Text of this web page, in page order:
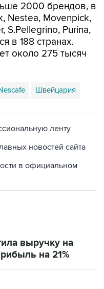
2000 брендов, в
Nestea, Movenpick,
S.Pellegrino, Purina,
в 188 странах.
около 275 тысяч
Швейцария
ленту
новостей сайта
в официальном
выручку на
на 21%